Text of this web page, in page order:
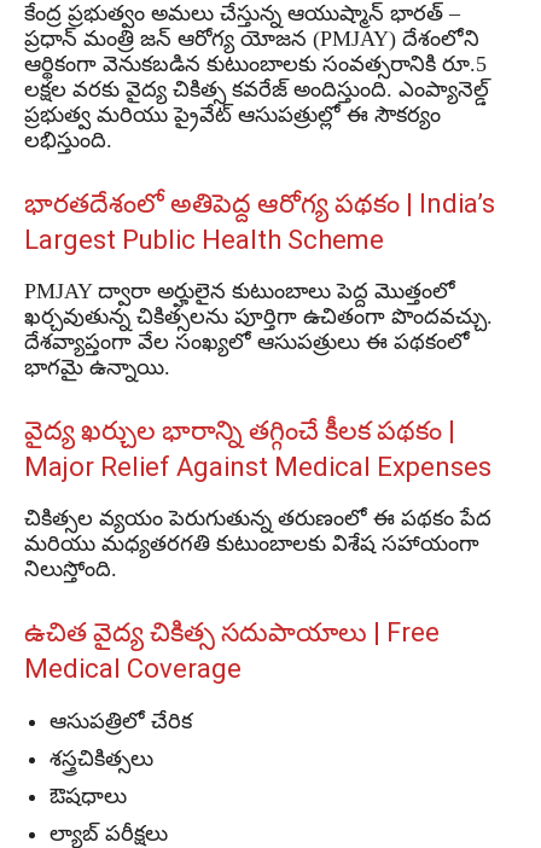
కేంద్ర ప్రభుత్వం అమలు చేస్తున్న ఆయుష్మాన్ భారత్ –
ప్రధాన్ మంత్రి జన్ ఆరోగ్య యోజన (PMJAY) దేశంలోని
ఆర్థికంగా వెనుకబడిన కుటుంబాలకు సంవత్సరానికి రూ.5
లక్షల వరకు వైద్య చికిత్స కవరేజ్ అందిస్తుంది. ఎంప్యానెల్డ్
ప్రభుత్వ మరియు ప్రైవేట్ ఆసుపత్రుల్లో ఈ సౌకర్యం
లభిస్తుంది.
భారతదేశంలో అతిపెద్ద ఆరోగ్య పథకం | India’s
Largest Public Health Scheme
PMJAY ద్వారా అర్హులైన కుటుంబాలు పెద్ద మొత్తంలో
ఖర్చవుతున్న చికిత్సలను పూర్తిగా ఉచితంగా పొందవచ్చు.
దేశవ్యాప్తంగా వేల సంఖ్యలో ఆసుపత్రులు ఈ పథకంలో
భాగమై ఉన్నాయి.
వైద్య ఖర్చుల భారాన్ని తగ్గించే కీలక పథకం |
Major Relief Against Medical Expenses
చికిత్సల వ్యయం పెరుగుతున్న తరుణంలో ఈ పథకం పేద
మరియు మధ్యతరగతి కుటుంబాలకు విశేష సహాయంగా
నిలుస్తోంది.
ఉచిత వైద్య చికిత్స సదుపాయాలు | Free
Medical Coverage
ఆసుపత్రిలో చేరిక
శస్త్రచికిత్సలు
ఔషధాలు
ల్యాబ్ పరీక్షలు